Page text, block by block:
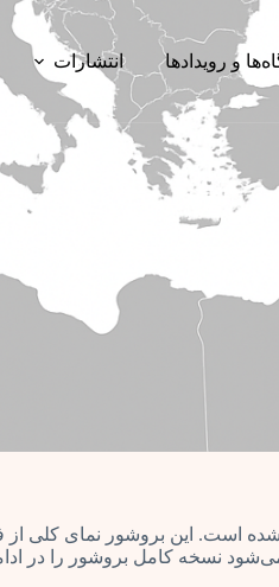
و رویدادها انتشارات
شده است. این بروشور نمای
نسخه کامل بروشور را در